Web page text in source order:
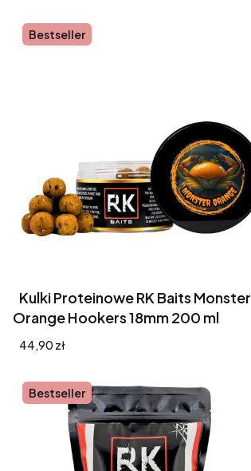
Bestseller
Kulki Proteinowe RK Baits Monster
Orange Hookers 18mm 200 ml
Cena
44,90 zł
Bestseller